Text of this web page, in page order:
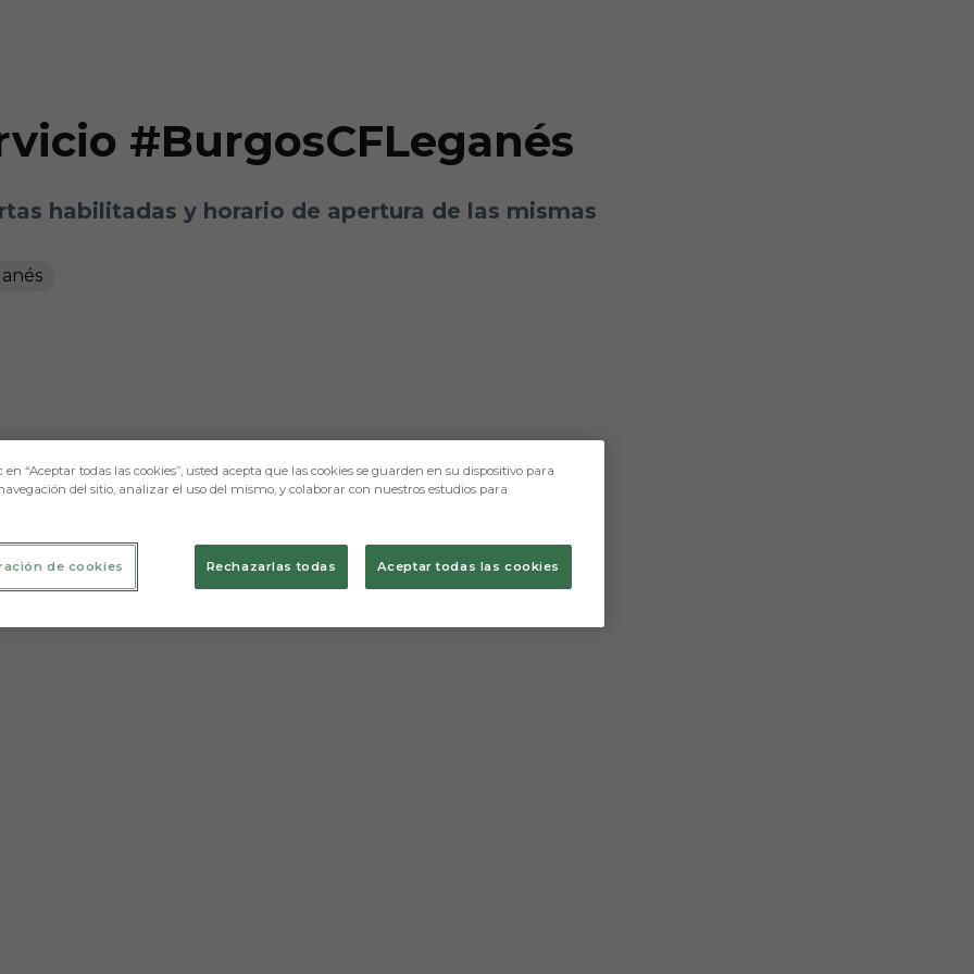
#BurgosCFLeganés
habilitadas y horario de apertura de las mismas
“Aceptar todas las cookies”, usted acepta que las cookies se guarden en su dispositivo para
del sitio, analizar el uso del mismo, y colaborar con nuestros estudios para
Rechazarlas todas Aceptar todas las cookies
de cookies